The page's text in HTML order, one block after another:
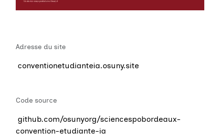
Adresse du site
conventionetudianteia.osuny.site
Code source
github.com/osunyorg/sciencespobordeaux-
convention-etudiante-ia